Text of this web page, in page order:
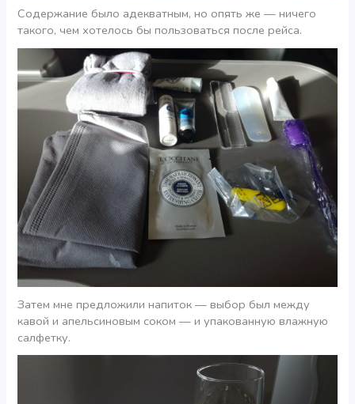
Содержание было адекватным, но опять же — ничего
такого, чем хотелось бы пользоваться после рейса.
Затем мне предложили напиток — выбор был между
кавой и апельсиновым соком — и упакованную влажную
салфетку.